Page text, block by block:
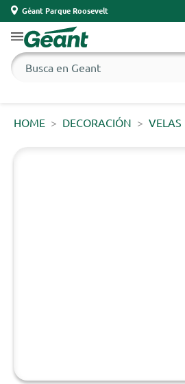
Géant Parque Roosevelt
HOME DECORACIÓN VELAS